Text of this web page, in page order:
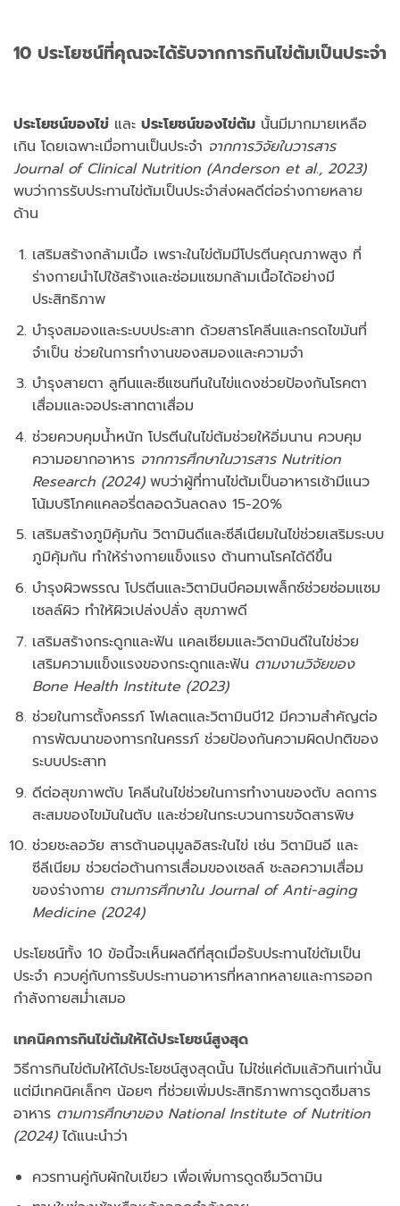
10 ประโยชน์ที่คุณจะได้รับจากการกินไข่ต้มเป็นประจำ
ประโยชน์ของไข่ และ ประโยชน์ของไข่ต้ม นั้นมีมากมายเหลือ
เกิน โดยเฉพาะเมื่อทานเป็นประจำ จากการวิจัยในวารสาร
Journal of Clinical Nutrition (Anderson et al., 2023)
พบว่าการรับประทานไข่ต้มเป็นประจำส่งผลดีต่อร่างกายหลาย
ด้าน
เสริมสร้างกล้ามเนื้อ เพราะในไข่ต้มมีโปรตีนคุณภาพสูง ที่
ร่างกายนำไปใช้สร้างและซ่อมแซมกล้ามเนื้อได้อย่างมี
ประสิทธิภาพ
บำรุงสมองและระบบประสาท ด้วยสารโคลีนและกรดไขมันที่
จำเป็น ช่วยในการทำงานของสมองและความจำ
บำรุงสายตา ลูทีนและซีแซนทีนในไข่แดงช่วยป้องกันโรคตา
เสื่อมและจอประสาทตาเสื่อม
ช่วยควบคุมน้ำหนัก โปรตีนในไข่ต้มช่วยให้อิ่มนาน ควบคุม
ความอยากอาหาร จากการศึกษาในวารสาร Nutrition
Research (2024)พบว่าผู้ที่ทานไข่ต้มเป็นอาหารเช้ามีแนว
โน้มบริโภคแคลอรี่ตลอดวันลดลง 15-20%
เสริมสร้างภูมิคุ้มกัน วิตามินดีและซีลีเนียมในไข่ช่วยเสริมระบบ
ภูมิคุ้มกัน ทำให้ร่างกายแข็งแรง ต้านทานโรคได้ดีขึ้น
บำรุงผิวพรรณ โปรตีนและวิตามินบีคอมเพล็กซ์ช่วยซ่อมแซม
เซลล์ผิว ทำให้ผิวเปล่งปลั่ง สุขภาพดี
เสริมสร้างกระดูกและฟัน แคลเซียมและวิตามินดีในไข่ช่วย
เสริมความแข็งแรงของกระดูกและฟัน ตามงานวิจัยของ
Bone Health Institute (2023)
ช่วยในการตั้งครรภ์ โฟเลตและวิตามินบี12 มีความสำคัญต่อ
การพัฒนาของทารกในครรภ์ ช่วยป้องกันความผิดปกติของ
ระบบประสาท
ดีต่อสุขภาพตับ โคลีนในไข่ช่วยในการทำงานของตับ ลดการ
สะสมของไขมันในตับ และช่วยในกระบวนการขจัดสารพิษ
ช่วยชะลอวัย สารต้านอนุมูลอิสระในไข่ เช่น วิตามินอี และ
ซีลีเนียม ช่วยต่อต้านการเสื่อมของเซลล์ ชะลอความเสื่อม
ของร่างกาย ตามการศึกษาใน Journal of Anti-aging
Medicine (2024)
ประโยชน์ทั้ง 10 ข้อนี้จะเห็นผลดีที่สุดเมื่อรับประทานไข่ต้มเป็น
ประจำ ควบคู่กับการรับประทานอาหารที่หลากหลายและการออก
กำลังกายสม่ำเสมอ
เทคนิคการกินไข่ต้มให้ได้ประโยชน์สูงสุด
วิธีการกินไข่ต้มให้ได้ประโยชน์สูงสุดนั้น ไม่ใช่แค่ต้มแล้วกินเท่านั้น
แต่มีเทคนิคเล็กๆ น้อยๆ ที่ช่วยเพิ่มประสิทธิภาพการดูดซึมสาร
อาหาร ตามการศึกษาของ National Institute of Nutrition
(2024)ได้แนะนำว่า
ควรทานคู่กับผักใบเขียว เพื่อเพิ่มการดูดซึมวิตามิน